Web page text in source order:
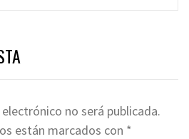
no será publicada.
están marcados con *